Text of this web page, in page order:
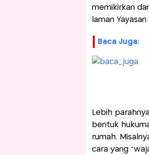
memikirkan
laman
Baca Juga:
Lebih
bentuk
rumah.
cara yang